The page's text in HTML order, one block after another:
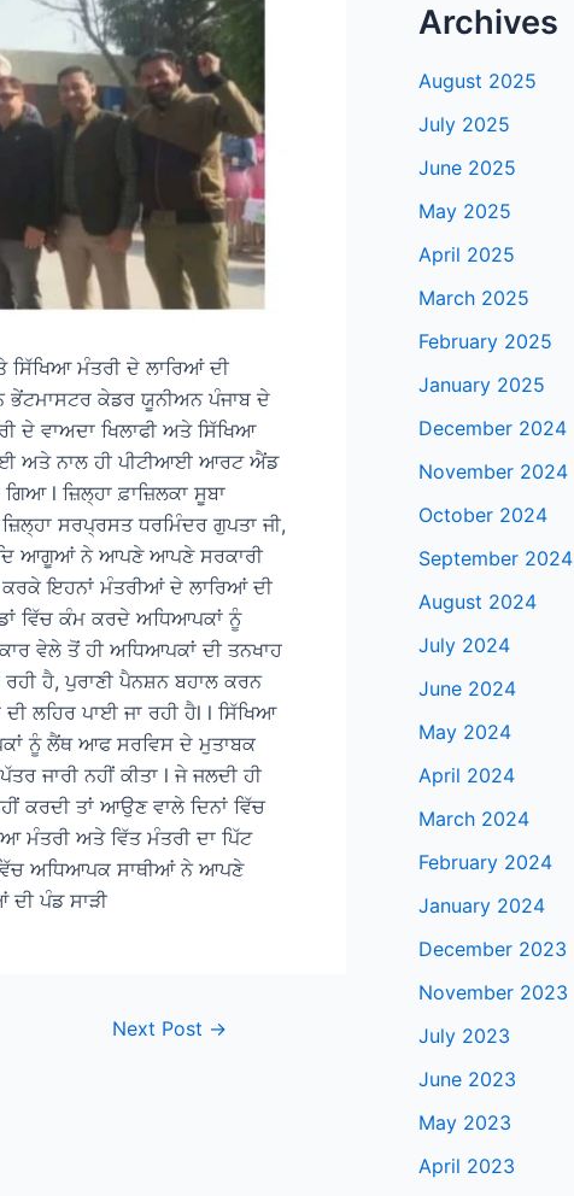
ਸਿੱਖਿਆ ਮੰਤਰੀ ਦੇ ਲਾਰਿਆਂ ਦੀ
ਭੇਂਟਮਾਸਟਰ ਕੇਡਰ ਯੂਨੀਅਨ ਪੰਜਾਬ ਦੇ
ਦੇ ਵਾਅਦਾ ਖਿਲਾਫੀ ਅਤੇ ਸਿੱਖਿਆ
ਅਤੇ ਨਾਲ ਹੀ ਪੀਟੀਆਈ ਆਰਟ ਐਂਡ
l ਜ਼ਿਲ੍ਹਾ ਫ਼ਾਜ਼ਿਲਕਾ ਸੂਬਾ
ਸਰਪ੍ਰਸਤ ਧਰਮਿੰਦਰ ਗੁਪਤਾ ਜੀ,
ਆਗੂਆਂ ਨੇ ਆਪਣੇ ਆਪਣੇ ਸਰਕਾਰੀ
ਕਰਕੇ ਇਹਨਾਂ ਮੰਤਰੀਆਂ ਦੇ ਲਾਰਿਆਂ ਦੀ
ਵਿੱਚ ਕੰਮ ਕਰਦੇ ਅਧਿਆਪਕਾਂ ਨੂੰ
ਵੇਲੇ ਤੋਂ ਹੀ ਅਧਿਆਪਕਾਂ ਦੀ ਤਨਖਾਹ
ਹੈ, ਪੁਰਾਣੀ ਪੈਨਸ਼ਨ ਬਹਾਲ ਕਰਨ
ਲਹਿਰ ਪਾਈ ਜਾ ਰਹੀ ਹੈl l ਸਿੱਖਿਆ
ਨੂੰ ਲੈਂਥ ਆਫ ਸਰਵਿਸ ਦੇ ਮੁਤਾਬਕ
ਜਾਰੀ ਨਹੀਂ ਕੀਤਾ l ਜੇ ਜਲਦੀ ਹੀ
ਕਰਦੀ ਤਾਂ ਆਉਣ ਵਾਲੇ ਦਿਨਾਂ ਵਿੱਚ
ਮੰਤਰੀ ਅਤੇ ਵਿੱਤ ਮੰਤਰੀ ਦਾ ਪਿੱਟ
ਅਧਿਆਪਕ ਸਾਥੀਆਂ ਨੇ ਆਪਣੇ
ਪੰਡ ਸਾੜੀ
Next Post →
Archives
August 2025
July 2025
June 2025
May 2025
April 2025
March 2025
February 2025
January 2025
December 2024
November 2024
October 2024
September 2024
August 2024
July 2024
June 2024
May 2024
April 2024
March 2024
February 2024
January 2024
December 2023
November 2023
July 2023
June 2023
May 2023
April 2023